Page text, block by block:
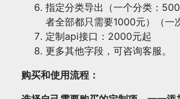
指定分类导出（一个分类：
者全部都只需要1000元）（一
定制api接口：2000元起
更多其他字段，可咨询客服。
购买和使用流程：